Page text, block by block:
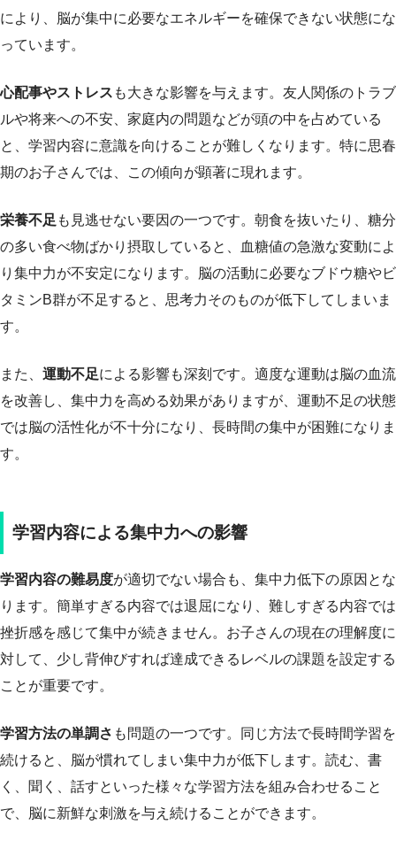
により、脳が集中に必要なエネルギーを確保できない状態にな
っています。
心配事やストレス も大きな影響を与えます。友人関係のトラブ
ルや将来への不安、家庭内の問題などが頭の中を占めている
と、学習内容に意識を向けることが難しくなります。特に思春
期のお子さんでは、この傾向が顕著に現れます。
栄養不足 も見逃せない要因の一つです。朝食を抜いたり、糖分
の多い食べ物ばかり摂取していると、血糖値の急激な変動によ
り集中力が不安定になります。脳の活動に必要なブドウ糖やビ
タミンB群が不足すると、思考力そのものが低下してしまいま
す。
また、 運動不足による影響も深刻です。適度な運動は脳の血流
を改善し、集中力を高める効果がありますが、運動不足の状態
では脳の活性化が不十分になり、長時間の集中が困難になりま
す。
学習内容による集中力への影響
学習内容の難易度が適切でない場合も、集中力低下の原因とな
ります。簡単すぎる内容では退屈になり、難しすぎる内容では
挫折感を感じて集中が続きません。お子さんの現在の理解度に
対して、少し背伸びすれば達成できるレベルの課題を設定する
ことが重要です。
学習方法の単調さ も問題の一つです。同じ方法で長時間学習を
続けると、脳が慣れてしまい集中力が低下します。読む、書
く、聞く、話すといった様々な学習方法を組み合わせること
で、脳に新鮮な刺激を与え続けることができます。